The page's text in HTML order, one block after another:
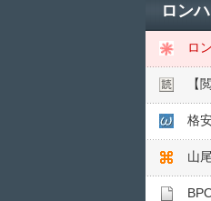
ロン
ロ
【
格
山